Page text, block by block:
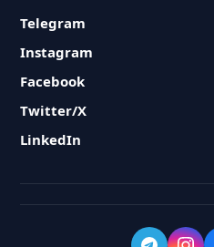
Telegram
Instagram
Facebook
Twitter/X
LinkedIn